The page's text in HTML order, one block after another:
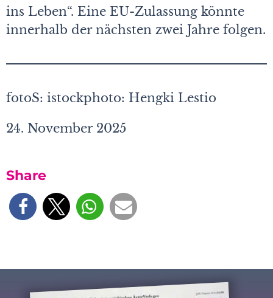
ins Leben“. Eine EU-Zulassung könnte
innerhalb der nächsten zwei Jahre folgen.
fotoS: istockphoto: Hengki Lestio
24. November 2025
Share